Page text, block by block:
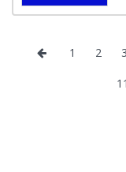
1 2 3
11